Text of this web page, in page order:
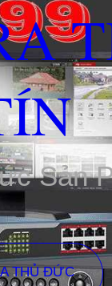
Sản
THỦ ĐỨC